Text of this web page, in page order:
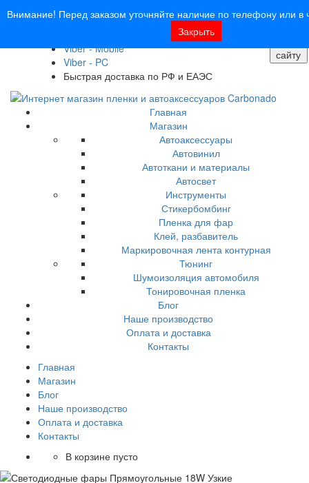
Внимание! Перед заказом уточняйте наличие по телефону или в
Закрыть
info@carbonado24.com
Viber - Mobile
Viber - PC
Быстрая доставка по РФ и ЕАЭС
сайту
Главная
Магазин
Автоаксессуары
Автовинил
Автоткани и материалы
Автосвет
Инструменты
Стикербомбинг
Пленка для фар
Клей, разбавитель
Маркировочная лента контурная
Тюнинг
Шумоизоляция автомобиля
Тонировочная пленка
Блог
Наше производство
Оплата и доставка
Контакты
Главная
Магазин
Блог
Наше производство
Оплата и доставка
Контакты
В корзине пусто